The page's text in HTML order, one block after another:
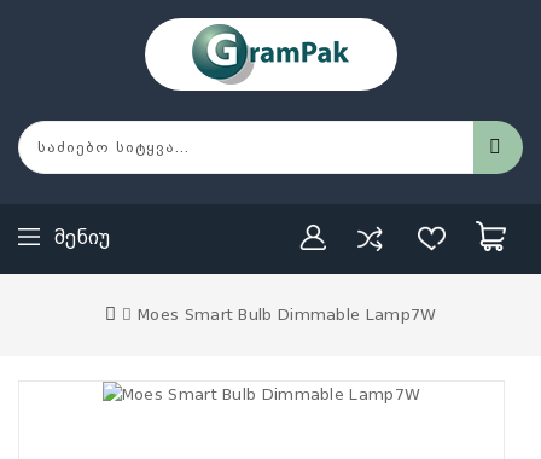
Მენიუ
Moes Smart Bulb Dimmable Lamp7W